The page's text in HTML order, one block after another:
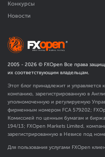
Конкурсы
Новости
2005 - 2026 © FXOpen Все права
их соответствующим владельцам.
Этот блог принадлежит и управляется
компанию, зарегистрированную в
уполномоченную и регулируемую
фирменным номером FCA 579202;
Комиссией по ценным бумагам и
194/13; FXOpen Markets Limited,
зарегистрированную в Невисе под
Для пользования услугами FXOpen